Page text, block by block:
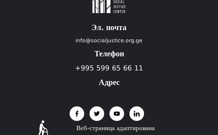
Эл. почта
info@socialjustice.org.ge
Телефон
+995 599 65 66 11
Адрес
Веб-страница адаптирована